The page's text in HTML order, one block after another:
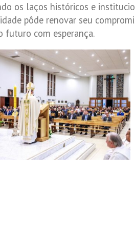
os laços históricos e
pôde renovar seu
futuro com esperança.